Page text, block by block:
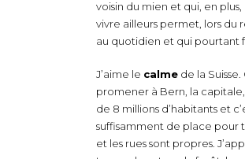
voisin du mien et qui, en
vivre ailleurs permet, lors du
au quotidien et qui pourtant
J’aime le calme de la
promener à Bern, la
de 8 millions d’habitants et
suffisamment de place pour
et les rues sont propres.